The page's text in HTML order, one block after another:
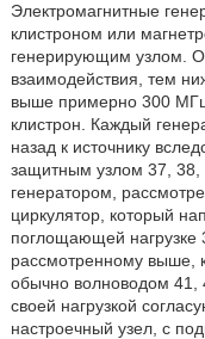
Электромагнитные
клистроном или
генерирующим узлом.
взаимодействия, тем
выше примерно 300
клистрон. Каждый
назад к источнику
защитным узлом 37, 38,
генератором,
циркулятор, который
поглощающей нагрузке
рассмотренному выше,
обычно волноводом 41,
своей нагрузкой
настроечный узел, с